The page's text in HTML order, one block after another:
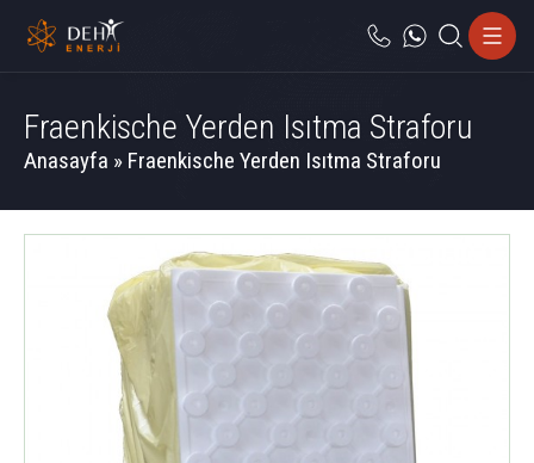
Fraenkische Yerden Isıtma Straforu
Anasayfa » Fraenkische Yerden Isıtma Straforu